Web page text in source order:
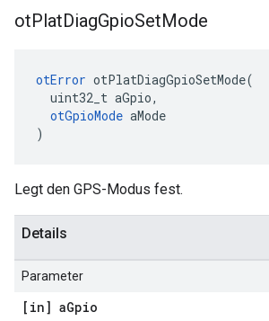
otPlatDiagGpioSetMode
otError otPlatDiagGpioSetMode(
uint32_t aGpio,
otGpioMode aMode
)
Legt den GPS-Modus fest.
Details
Parameter
[in] aGpio